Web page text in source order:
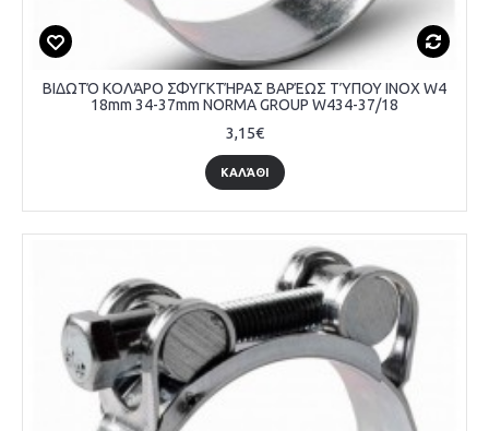
ΒΙΔΩΤΌ ΚΟΛΆΡΟ ΣΦΥΓΚΤΉΡΑΣ ΒΑΡΈΩΣ ΤΎΠΟΥ INOX W4
18mm 34-37mm NORMA GROUP W434-37/18
3,15€
ΚΑΛΆΘΙ